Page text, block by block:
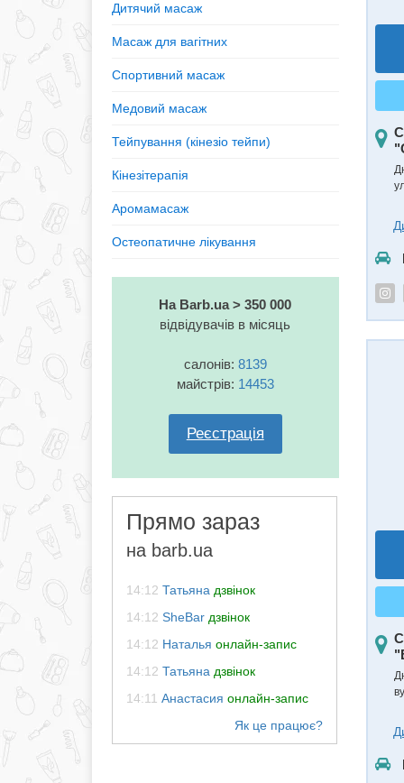
Дитячий масаж
Масаж для вагітних
Спортивний масаж
Медовий масаж
Тейпування (кінезiо тейпи)
Кінезітерапія
Аромамасаж
Остеопатичне лікування
На Barb.ua > 350 000
відвідувачів в місяць
салонів: 8139
майстрів: 14453
Реєстрація
Прямо зараз
на barb.ua
14:12 Татьяна дзвінок
14:12 SheBar дзвінок
14:12 Наталья онлайн-запис
14:12 Татьяна дзвінок
14:11 Анастасия онлайн-запис